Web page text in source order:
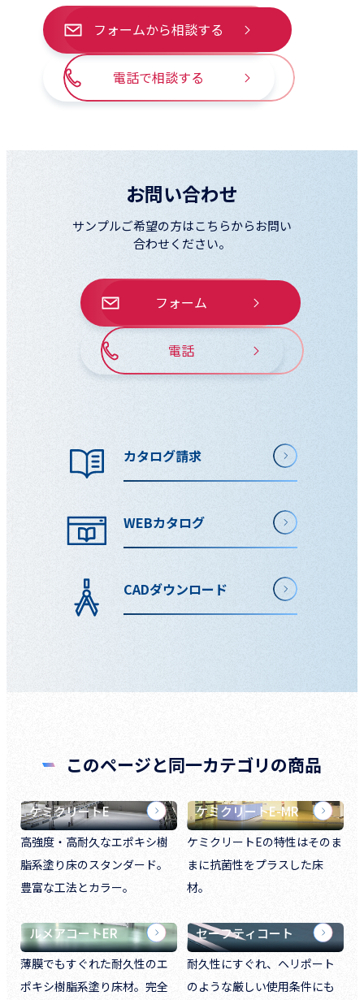
フォームから相談する
電話で相談する
お問い合わせ
サンプルご希望の方はこちらからお問い
合わせください。
フォーム
電話
カタログ請求
WEBカタログ
CADダウンロード
このページと同一カテゴリの商品
ケミクリートE
高強度・高耐久なエポキシ樹
脂系塗り床のスタンダード。
豊富な工法とカラー。
ケミクリートE-MR
ケミクリートEの特性はそのま
まに抗菌性をプラスした床
材。
ルメアコートER
薄膜でもすぐれた耐久性のエ
ポキシ樹脂系塗り床材。完全
セーフティコート
耐久性にすぐれ、ヘリポート
のような厳しい使用条件にも